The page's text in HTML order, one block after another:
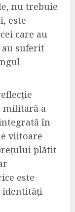
nu trebuie
este
care au
suferit
militară a
în
viitoare
plătit
este
identități